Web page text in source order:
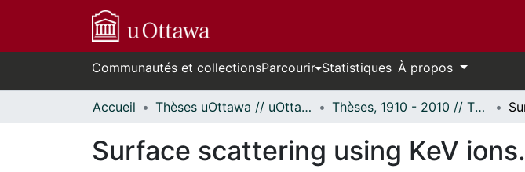
Communautés et collectionsParcourir Statistiques À propos
Accueil Thèses uOttawa // uOttawa Theses Thèses, 1910 - 2010 // Theses, 1910 - 2010
Surface scattering using KeV ions.